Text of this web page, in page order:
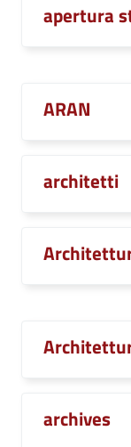
apertura
ARAN
architetti
archives